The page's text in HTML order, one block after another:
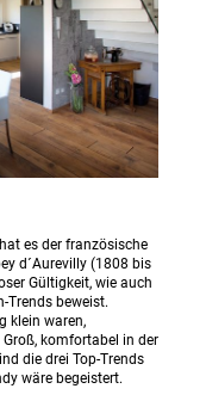
es der französische
d´Aurevilly (1808 bis
Gültigkeit, wie auch
Trends beweist.
klein waren,
komfortabel in der
die drei Top-Trends
wäre begeistert.